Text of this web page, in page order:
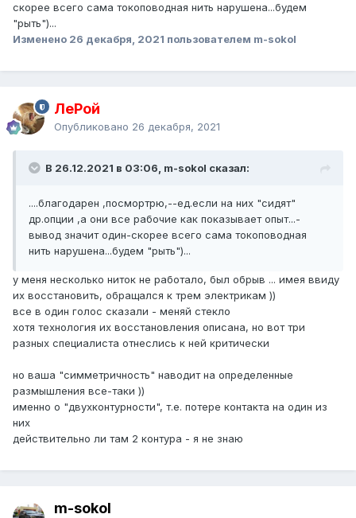
скорее всего сама токоповодная нить нарушена...будем
"рыть")...
Изменено 26 декабря, 2021 пользователем m-sokol
ЛеРой
Опубликовано 26 декабря, 2021
В 26.12.2021 в 03:06, m-sokol сказал:
....благодарен ,посмортрю,--ед.если на них "сидят"
др.опции ,а они все рабочие как показывает опыт...-
вывод значит один-скорее всего сама токоповодная
нить нарушена...будем "рыть")...
у меня несколько ниток не работало, был обрыв ... имея ввиду
их восстановить, обращался к трем электрикам ))
все в один голос сказали - меняй стекло
хотя технология их восстановления описана, но вот три
разных специалиста отнеслись к ней критически
но ваша "симметричность" наводит на определенные
размышления все-таки ))
именно о "двухконтурности", т.е. потере контакта на один из
них
действительно ли там 2 контура - я не знаю
m-sokol